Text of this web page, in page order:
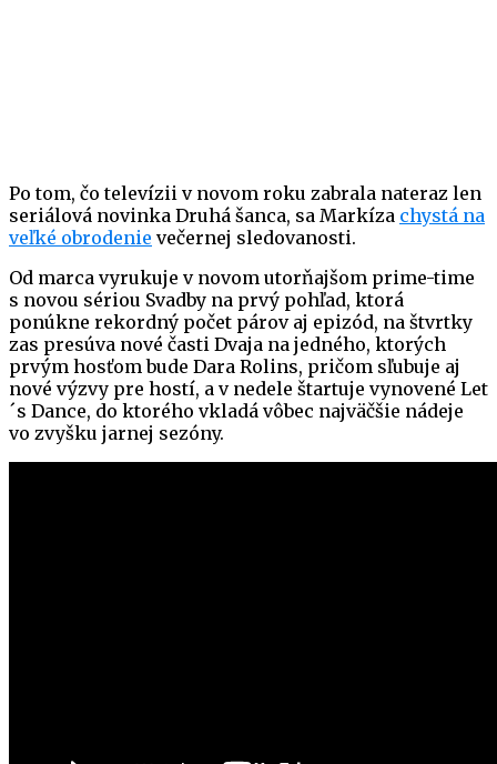
Po tom, čo televízii v novom roku zabrala nateraz len
seriálová novinka Druhá šanca, sa Markíza chystá na
veľké obrodenie večernej sledovanosti.
Od marca vyrukuje v novom utorňajšom prime-time
s novou sériou Svadby na prvý pohľad, ktorá
ponúkne rekordný počet párov aj epizód, na štvrtky
zas presúva nové časti Dvaja na jedného, ktorých
prvým hosťom bude Dara Rolins, pričom sľubuje aj
nové výzvy pre hostí, a v nedele štartuje vynovené Let
´s Dance, do ktorého vkladá vôbec najväčšie nádeje
vo zvyšku jarnej sezóny.